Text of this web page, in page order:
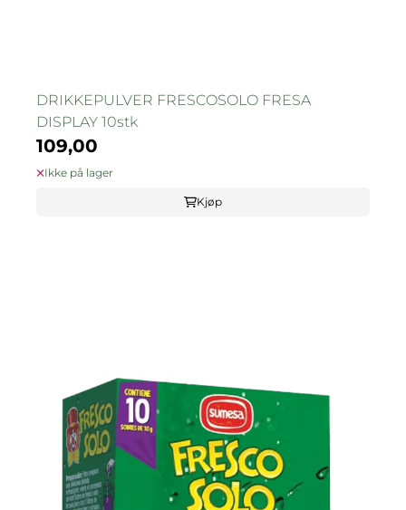
DRIKKEPULVER FRESCOSOLO FRESA
DISPLAY 10stk
109,00
Ikke på lager
Kjøp